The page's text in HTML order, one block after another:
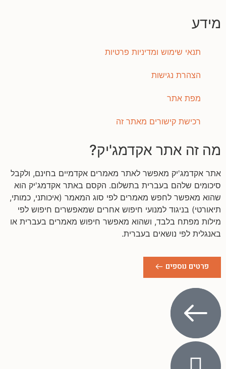
מידע
תנאי שימוש ומדיניות פרטיות
הצהרת נגישות
מפת אתר
רכישת קישורים מאתר זה
מה זה אתר אקדמג'יק?
אתר אקדמג'יק מאפשר לאתר מאמרים אקדמיים בחינם, ולקבל
סיכומים שלהם בעברית בתשלום. הקסם באתר אקדמג'יק הוא
שהוא מאפשר לחפש מאמרים לפי סוג המאמר (איכותני, כמותי,
תיאורטי) בניגוד למנועי חיפוש אחרים שמאפשרים חיפוש לפי
מילות מפתח בלבד, ושהוא מאפשר חיפוש מאמרים בעברית או
באנגלית לפי נושאים בעברית.
פרטים נוספים